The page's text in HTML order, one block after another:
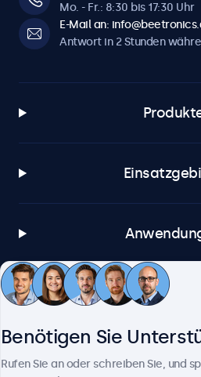
Mo. - Fr.: 8:30 bis 17:30 Uhr
E-Mail an:
Antwort in 2 Stunden
Benötigen Sie
Rufen Sie an oder schreiben Sie, und